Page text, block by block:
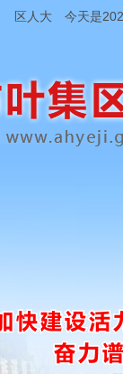
区人大 今天是